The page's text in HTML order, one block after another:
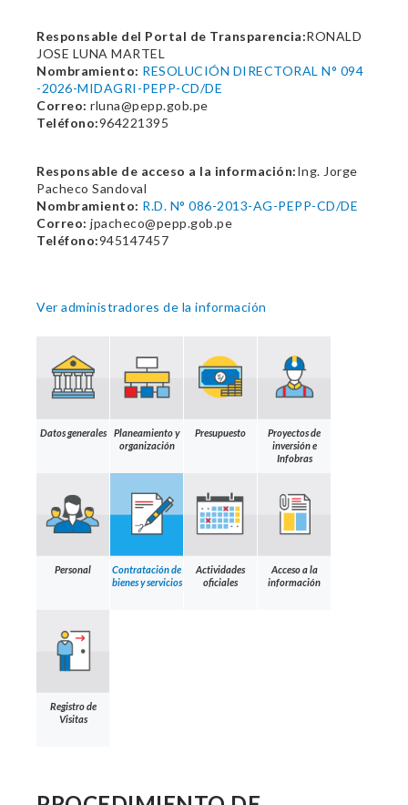
Responsable del Portal de Transparencia:RONALD
JOSE LUNA MARTEL
Nombramiento: RESOLUCIÓN DIRECTORAL N° 094
-2026-MIDAGRI-PEPP-CD/DE
Correo: rluna@pepp.gob.pe
Teléfono:964221395
Responsable de acceso a la información:Ing. Jorge
Pacheco Sandoval
Nombramiento: R.D. N° 086-2013-AG-PEPP-CD/DE
Correo: jpacheco@pepp.gob.pe
Teléfono:945147457
Ver administradores de la información
Datos generales
Planeamiento y
organización
Presupuesto
Proyectos de
inversión e
Infobras
Personal
Contratación de
bienes y servicios
Actividades
oficiales
Acceso a la
información
Registro de
Visitas